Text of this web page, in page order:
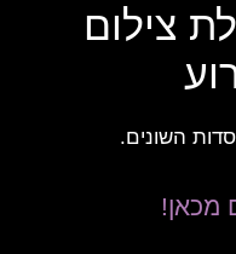
צילום
השונים.
מכאן!